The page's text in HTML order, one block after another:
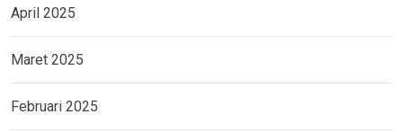
April 2025
Maret 2025
Februari 2025